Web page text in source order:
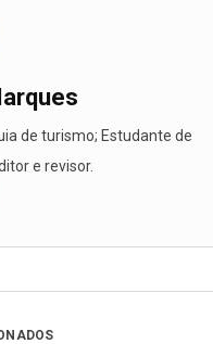
de turismo; Estudante de
e revisor.